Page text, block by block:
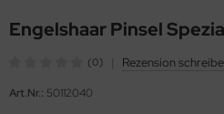
Engelshaar Pinsel
(0) Rezension
Art.Nr.: 50112040